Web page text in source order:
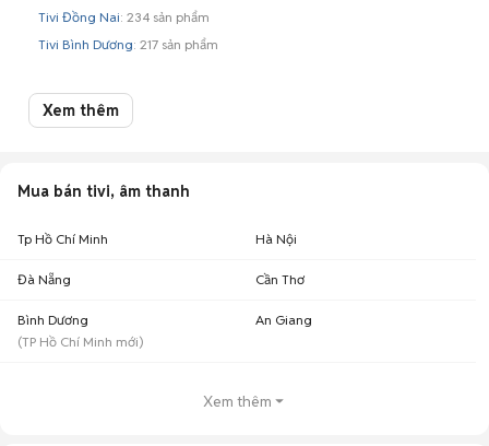
Tivi Đồng Nai: 234 sản phẩm
Tivi Bình Dương: 217 sản phẩm
Top 5 thương hiệu có nhiều tin mua bán Tivi nhất
Thương hiệu
Tivi Sony
Tivi LG
Lưu ý: Mức giá được tổng hợp từ các tin đăng trên Chợ Tốt, chỉ mang tính
Xem thêm
Mua bán tivi, âm thanh
Tp Hồ Chí Minh Hà Nội
Đà Nẵng Cần Thơ
Bình Dương
(TP Hồ Chí Minh mới)
An Giang
Xem thêm